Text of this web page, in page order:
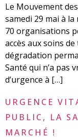
Le Mouvement
samedi 29 mai à
70 organisations
accès aux soins
dégradation
Santé qui n’a pas
d’urgence à […]
URGENCE
PUBLIC, LA
MARCHÉ !